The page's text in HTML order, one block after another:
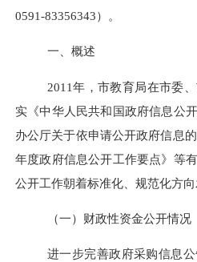
0591-83356343）。
一、概述
2011年，市教育局在市委
实《中华人民共和国政府信息公
办公厅关于依申请公开政府信息
年度政府信息公开工作要点》等
公开工作朝着标准化、规范化方向
（一）财政性资金公开情况
进一步完善政府采购信息